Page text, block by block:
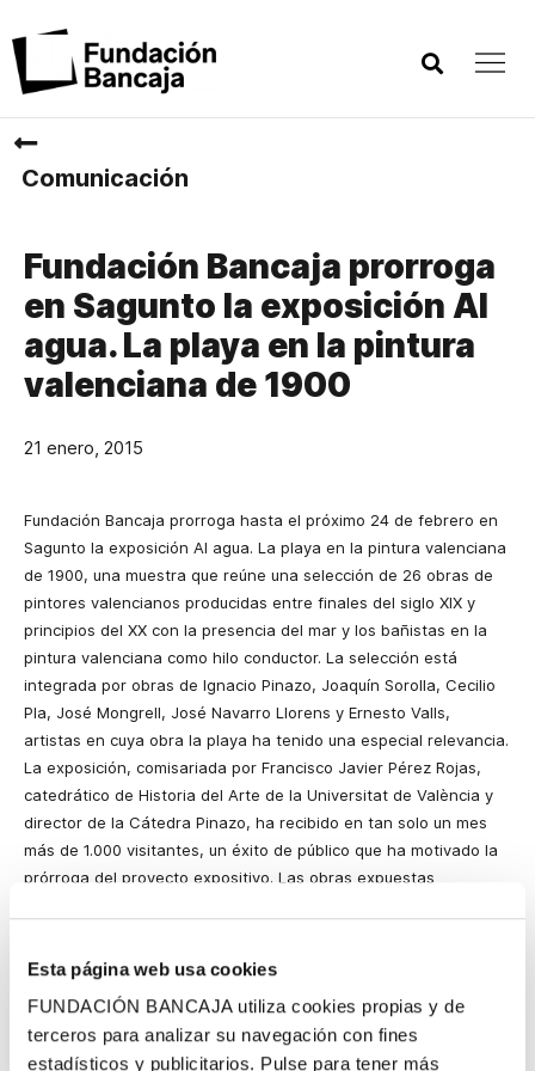
Esta página web usa cookies
FUNDACIÓN BANCAJA utiliza cookies propias y de
terceros para analizar su navegación con fines
estadísticos y publicitarios. Pulse para tener más
Comunicación
Fundación Bancaja prorroga
en Sagunto la exposición Al
agua. La playa en la pintura
valenciana de 1900
21 enero, 2015
Fundación Bancaja prorroga hasta el próximo 24 de febrero en
Sagunto la exposición Al agua. La playa en la pintura valenciana
de 1900, una muestra que reúne una selección de 26 obras de
pintores valencianos producidas entre finales del siglo XIX y
principios del XX con la presencia del mar y los bañistas en la
pintura valenciana como hilo conductor. La selección está
integrada por obras de Ignacio Pinazo, Joaquín Sorolla, Cecilio
Pla, José Mongrell, José Navarro Llorens y Ernesto Valls,
artistas en cuya obra la playa ha tenido una especial relevancia.
La exposición, comisariada por Francisco Javier Pérez Rojas,
catedrático de Historia del Arte de la Universitat de València y
director de la Cátedra Pinazo, ha recibido en tan solo un mes
más de 1.000 visitantes, un éxito de público que ha motivado la
prórroga del proyecto expositivo. Las obras expuestas
privadas.
playa en estampas de pequeño formato, mientras que Sorolla
amplió el tamaño de los lienzos e internacionalizó con sus